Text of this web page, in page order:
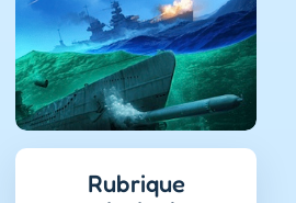
Rubrique